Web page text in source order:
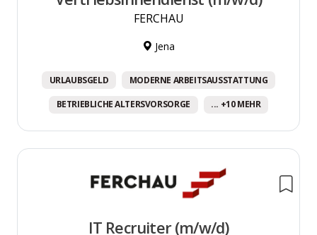
FERCHAU
Jena
URLAUBSGELD MODERNE ARBEITSAUSSTATTUNG
BETRIEBLICHE ALTERSVORSORGE ... +10 MEHR
IT Recruiter (m/w/d)